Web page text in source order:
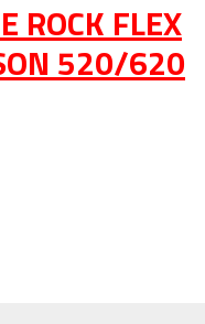
ROCK FLEX
520/620